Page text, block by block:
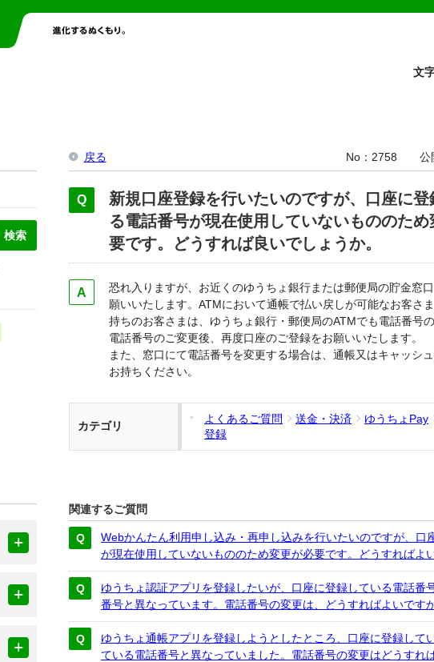
文
戻る No 2758 公
新規口座登録を行いたいのですが、口座に登
る電話番号が現在使用していないもののため
要です。どうすれば良いでしょうか。
恐れ入りますが、お近くのゆうちょ銀行または郵便局の貯金窓
願いいたします。ATMにおいて通帳で払い戻しが可能なお客さ
持ちのお客さまは、ゆうちょ銀行・郵便局のATMでも電話番号の
電話番号のご変更後、再度口座のご登録をお願いいたします。
また、窓口にて電話番号を変更する場合は、通帳又はキャッシ
お持ちください。
カテゴリ
よくあるご質問 送金・決済 ゆうちょPay
登録
関連するご質問
Webかんたん利用申し込み・再申し込みを行いたいのですが、口
が現在使用していないもののため変更が必要です。どうすればよ
ゆうちょ認証アプリを登録したいが、口座に登録している電話番
番号と異なっています。電話番号の変更は、どうすればよいですか
ゆうちょ通帳アプリを登録しようとしたところ、口座に登録して
ている電話番号と異なっていました。電話番号の変更はどうすれ